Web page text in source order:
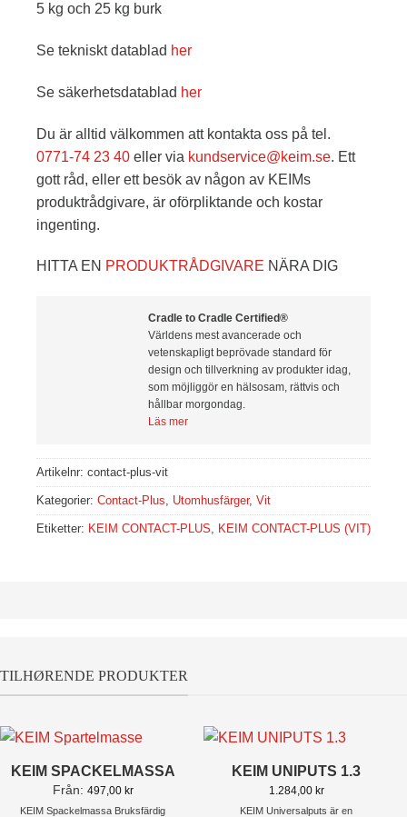
5 kg och 25 kg burk
Se tekniskt datablad her
Se säkerhetsdatablad her
Du är alltid välkommen att kontakta oss på tel.
0771-74 23 40eller via kundservice@keim.se. Ett
gott råd, eller ett besök av någon av KEIMs
produktrådgivare, är oförpliktande och kostar
ingenting.
HITTA EN PRODUKTRÅDGIVARE NÄRA DIG
Cradle to Cradle Certified®
Världens mest avancerade och
vetenskapligt beprövade standard för
design och tillverkning av produkter idag,
som möjliggör en hälsosam, rättvis och
hållbar morgondag.
Läs mer
Artikelnr: contact-plus-vit
Kategorier: Contact-Plus, Utomhusfärger, Vit
Etiketter: KEIM CONTACT-PLUS, KEIM CONTACT-PLUS (VIT)
TILHØRENDE PRODUKTER
KEIM SPACKELMASSA
Från: 497,00 kr
KEIM Spackelmassa Bruksfärdig
KEIM UNIPUTS 1.3
1.284,00 kr
KEIM Universalputs är en